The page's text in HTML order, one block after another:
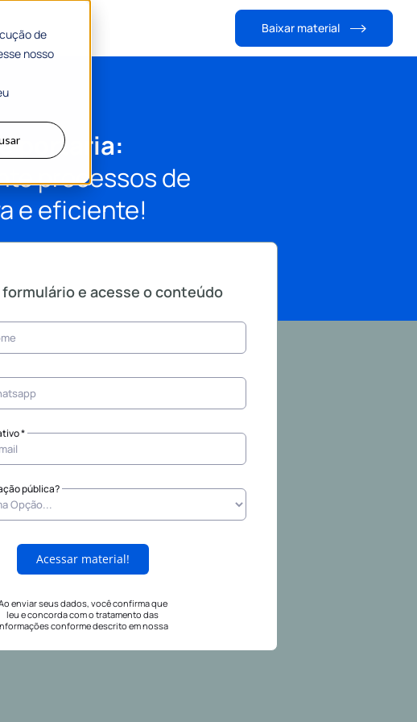
de
nosso
Baixar material
portaria:
processos de
e eficiente!
formulário e acesse o conteúdo
*
pública?
Acessar material!
enviar seus dados, você confirma que
leu e concorda com o tratamento das
conforme descrito em nossa